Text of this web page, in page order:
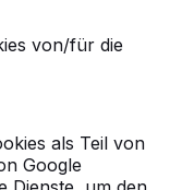
von/für die
als Teil von
Google
Sie
und sind sehr
12-05-2021